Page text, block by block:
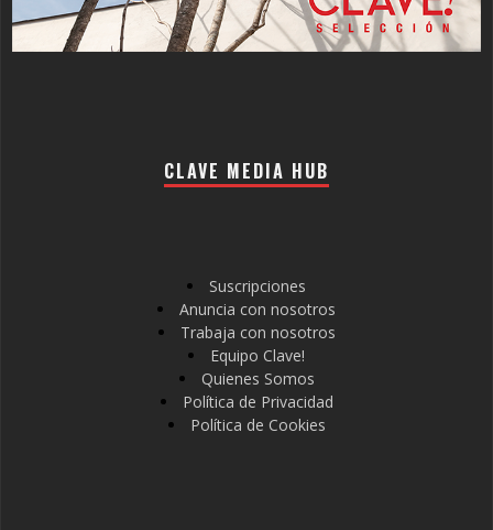
CLAVE MEDIA HUB
Suscripciones
Anuncia con nosotros
Trabaja con nosotros
Equipo Clave!
Quienes Somos
Política de Privacidad
Política de Cookies